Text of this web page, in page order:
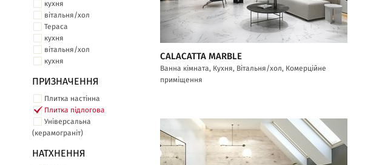
кухня
вітальня/хол
Тераса
кухня
вітальня/хол
кухня
ПРИЗНАЧЕННЯ
Плитка настінна
Плитка підлогова
Універсальна
(керамограніт)
НАТХНЕННЯ
CALACATTA MARBLE
Ванна кімната, Кухня, Вітальня/хол, Комерційне
приміщення